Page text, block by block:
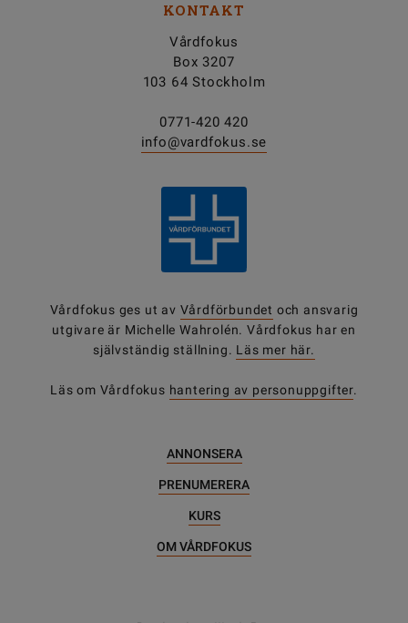
KONTAKT
Vårdfokus
Box 3207
103 64 Stockholm
0771-420 420
info@vardfokus.se
Vårdfokus ges ut av Vårdförbundet och ansvarig
utgivare är Michelle Wahrolén. Vårdfokus har en
självständig ställning. Läs mer här.
Läs om Vårdfokus hantering av personuppgifter.
ANNONSERA
PRENUMERERA
KURS
OM VÅRDFOKUS